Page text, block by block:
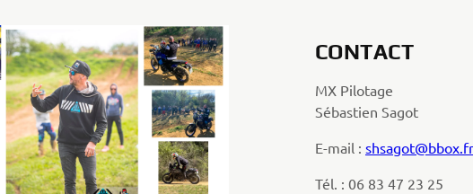
CONTACT
MX Pilotage
Sébastien Sagot
E-mail : shsagot@bbox.fr
Tél. : 06 83 47 23 25